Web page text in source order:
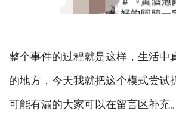
整个事件的过程就是这样，生活中
的地方，今天我就把这个模式尝试
可能有漏的大家可以在留言区补充。